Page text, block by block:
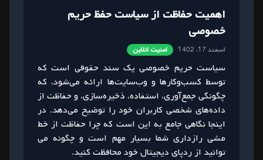
اهمیت حفاظت از سیاست حفظ حریم
خصوصی
اسفند 17، 1402 امنیت انلاین
سیاست حریم خصوصی یک سند حقوقی است که
توسط کسب‌وکارها و وب‌سایت‌ها ارائه می‌شود، که
چگونگی جمع‌آوری، استفاده، ذخیره‌سازی، و حفاظت از
داده‌های شخصی کاربران خود را توضیح می‌دهد. در
اینجا نگاهی جامع به این است که چرا حفاظت از خط
مشی رازداری شما بسیار مهم است و چگونه می
توانید از ردپای دیجیتال خود محافظت کنید.